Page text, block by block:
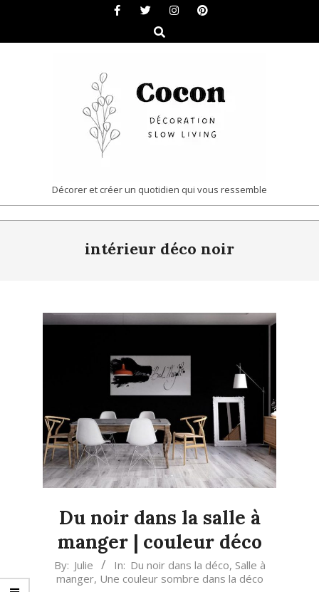
content
Search
COCON
|
DÉCORATION
LIVING
Décorer et créer un quotidien qui vous ressemble
intérieur déco noir
Du noir dans la salle à
manger | couleur déco
2019-
05-
By: Julie In: Du noir dans la déco, Salle à
manger, Une couleur sombre dans la déco